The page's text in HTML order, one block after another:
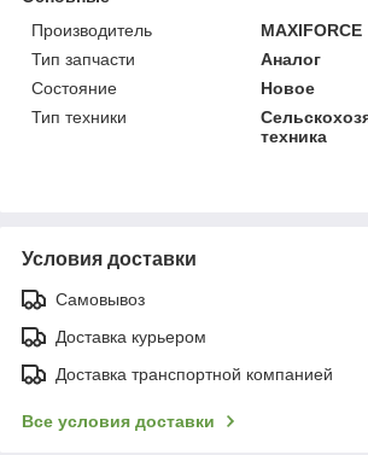
Производитель
MAXIFORCE
Тип запчасти
Аналог
Состояние
Новое
Тип техники
техника
Условия доставки
Самовывоз
Доставка курьером
Доставка транспортной компанией
Все условия доставки